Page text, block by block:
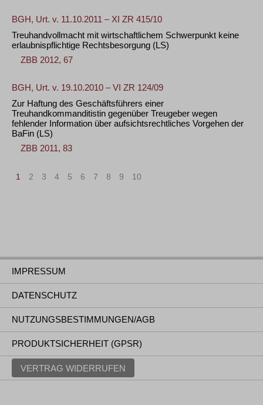
BGH, Urt. v. 11.10.2011 – XI ZR 415/10
Treuhandvollmacht mit wirtschaftlichem Schwerpunkt keine
erlaubnispflichtige Rechtsbesorgung (LS)
ZBB 2012, 67
BGH, Urt. v. 19.10.2010 – VI ZR 124/09
Zur Haftung des Geschäftsführers einer
Treuhandkommanditistin gegenüber Treugeber wegen
fehlender Information über aufsichtsrechtliches Vorgehen der
BaFin (LS)
ZBB 2011, 83
1 2 3 4 5 6 7 8 9 10
IMPRESSUM
DATENSCHUTZ
NUTZUNGSBESTIMMUNGEN/AGB
PRODUKTSICHERHEIT (GPSR)
VERTRAG WIDERRUFEN